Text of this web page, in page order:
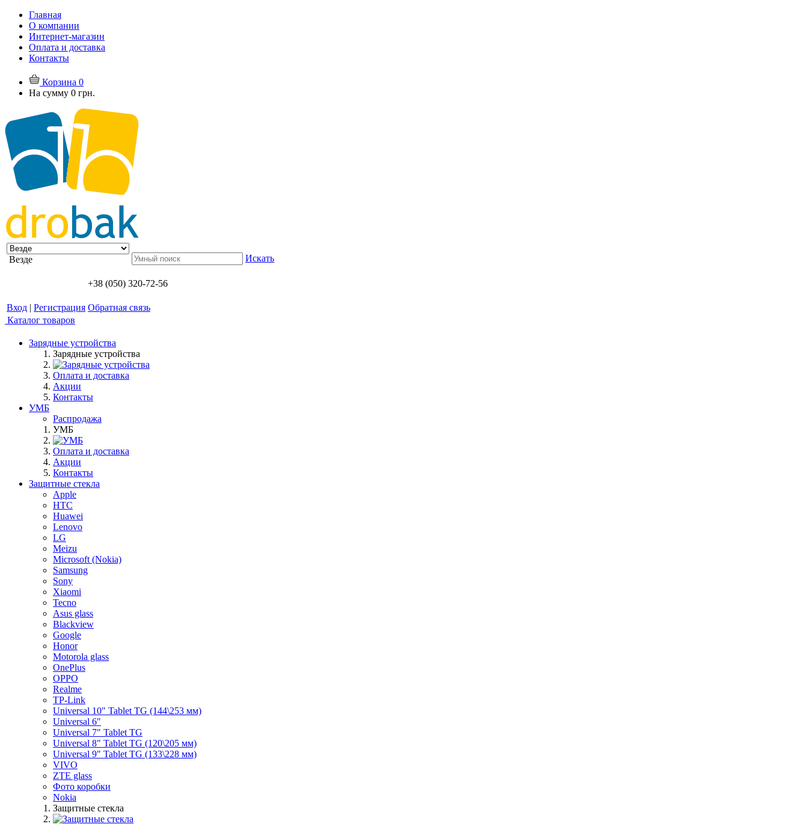
Главная
О компании
Интернет-магазин
Оплата и доставка
Контакты
Корзина 0
На сумму 0 грн.
Везде Искать
+38 (050) 320-72-56
Вход | Регистрация Обратная связь
Каталог товаров
Зарядные устройства
Зарядные устройства
Оплата и доставка
Акции
Контакты
УМБ
Распродажа
УМБ
Оплата и доставка
Акции
Контакты
Защитные стекла
Apple
HTC
Huawei
Lenovo
LG
Meizu
Microsoft (Nokia)
Samsung
Sony
Xiaomi
Tecno
Asus glass
Blackview
Google
Honor
Motorola glass
OnePlus
OPPO
Realme
TP-Link
Universal 10" Tablet TG (144\253 мм)
Universal 6"
Universal 7" Tablet TG
Universal 8" Tablet TG (120\205 мм)
Universal 9" Tablet TG (133\228 мм)
VIVO
ZTE glass
Фото коробки
Nokia
Защитные стекла